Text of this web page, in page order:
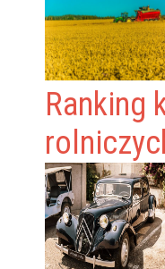
Ranking